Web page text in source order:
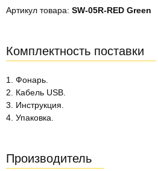
Артикул товара: SW-05R-RED Green
Комплектность поставки
1. Фонарь.
2. Кабель USB.
3. Инструкция.
4. Упаковка.
Производитель